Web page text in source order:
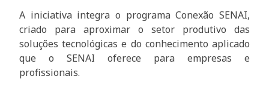
A iniciativa integra o programa Conexão SENAI,
criado para aproximar o setor produtivo das
soluções tecnológicas e do conhecimento aplicado
que o SENAI oferece para empresas e
profissionais.